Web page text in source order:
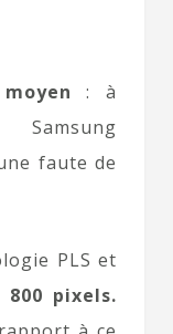
: à
Samsung
faute de
PLS et
pixels.